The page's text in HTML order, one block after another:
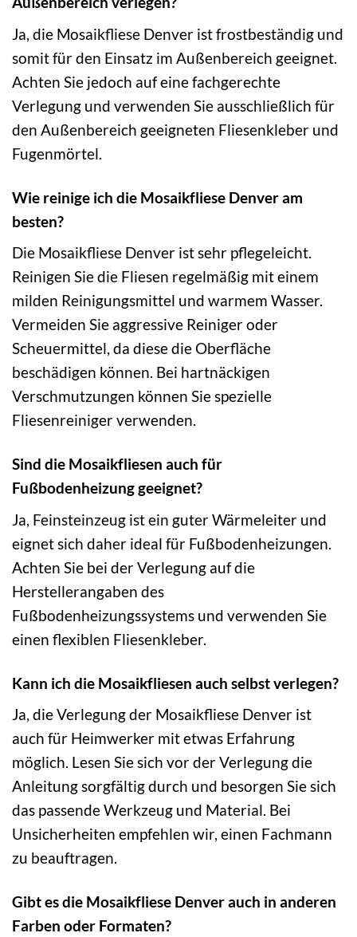
Ja, die Mosaikfliese Denver ist frostbeständig und
somit für den Einsatz im Außenbereich geeignet.
Achten Sie jedoch auf eine fachgerechte
Verlegung und verwenden Sie ausschließlich für
den Außenbereich geeigneten Fliesenkleber und
Fugenmörtel.
Wie reinige ich die Mosaikfliese Denver am
besten?
Die Mosaikfliese Denver ist sehr pflegeleicht.
Reinigen Sie die Fliesen regelmäßig mit einem
milden Reinigungsmittel und warmem Wasser.
Vermeiden Sie aggressive Reiniger oder
Scheuermittel, da diese die Oberfläche
beschädigen können. Bei hartnäckigen
Verschmutzungen können Sie spezielle
Fliesenreiniger verwenden.
Sind die Mosaikfliesen auch für
Fußbodenheizung geeignet?
Ja, Feinsteinzeug ist ein guter Wärmeleiter und
eignet sich daher ideal für Fußbodenheizungen.
Achten Sie bei der Verlegung auf die
Herstellerangaben des
Fußbodenheizungssystems und verwenden Sie
einen flexiblen Fliesenkleber.
Kann ich die Mosaikfliesen auch selbst verlegen?
Ja, die Verlegung der Mosaikfliese Denver ist
auch für Heimwerker mit etwas Erfahrung
möglich. Lesen Sie sich vor der Verlegung die
Anleitung sorgfältig durch und besorgen Sie sich
das passende Werkzeug und Material. Bei
Unsicherheiten empfehlen wir, einen Fachmann
zu beauftragen.
Gibt es die Mosaikfliese Denver auch in anderen
Farben oder Formaten?